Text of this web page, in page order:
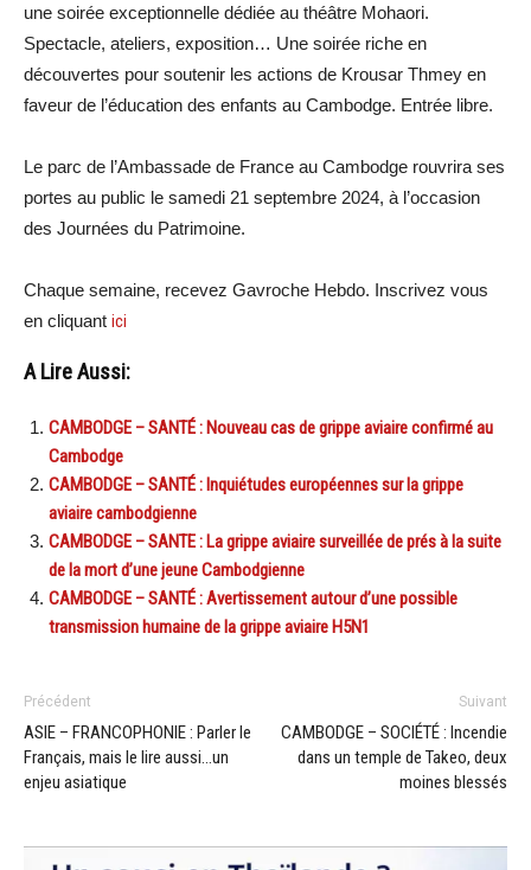
une soirée exceptionnelle dédiée au théâtre Mohaori.
Spectacle, ateliers, exposition… Une soirée riche en
découvertes pour soutenir les actions de Krousar Thmey en
faveur de l’éducation des enfants au Cambodge. Entrée libre.
Le parc de l’Ambassade de France au Cambodge rouvrira ses
portes au public le samedi 21 septembre 2024, à l’occasion
des Journées du Patrimoine.
Chaque semaine, recevez Gavroche Hebdo. Inscrivez vous
en cliquant ici
A Lire Aussi:
CAMBODGE – SANTÉ : Nouveau cas de grippe aviaire confirmé au
Cambodge
CAMBODGE – SANTÉ : Inquiétudes européennes sur la grippe
aviaire cambodgienne
CAMBODGE – SANTE : La grippe aviaire surveillée de prés à la suite
de la mort d’une jeune Cambodgienne
CAMBODGE – SANTÉ : Avertissement autour d’une possible
transmission humaine de la grippe aviaire H5N1
Précédent
ASIE – FRANCOPHONIE : Parler le
Français, mais le lire aussi…un
enjeu asiatique
Suivant
CAMBODGE – SOCIÉTÉ : Incendie
dans un temple de Takeo, deux
moines blessés